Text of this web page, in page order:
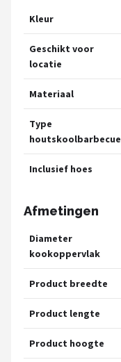
Kleur
Geschikt voor
locatie
Materiaal
Type
houtskoolbarbecue
Inclusief hoes
Afmetingen
Diameter
kookoppervlak
Product breedte
Product lengte
Product hoogte